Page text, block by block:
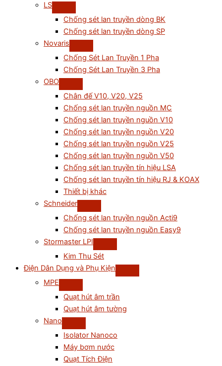
LS
Chống sét lan truyền dòng BK
Chống sét lan truyền dòng SP
Novaris
Chống Sét Lan Truyền 1 Pha
Chống Sét Lan Truyền 3 Pha
OBO
Chân đế V10, V20, V25
Chống sét lan truyền nguồn MC
Chống sét lan truyền nguồn V10
Chống sét lan truyền nguồn V20
Chống sét lan truyền nguồn V25
Chống sét lan truyền nguồn V50
Chống sét lan truyền tín hiệu LSA
Chống sét lan truyền tín hiệu RJ & KOAX
Thiết bị khác
Schneider
Chống sét lan truyền nguồn Acti9
Chống sét lan truyền nguồn Easy9
Stormaster LPI
Kim Thu Sét
Điện Dân Dụng và Phụ Kiện
MPE
Quạt hút âm trần
Quạt hút âm tường
Nano
Isolator Nanoco
Máy bơm nước
Quạt Tích Điện